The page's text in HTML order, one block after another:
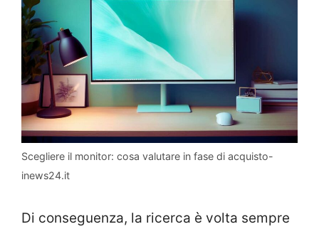
Scegliere il monitor: cosa valutare in fase di acquisto-
inews24.it
Di conseguenza, la ricerca è volta sempre